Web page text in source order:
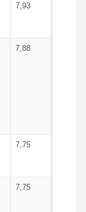
7,93
7,88
7,75
7,75